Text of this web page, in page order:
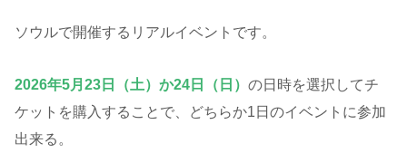
ソウルで開催するリアルイベントです。
2026年5月23日（土）か24日（日） の日時を選択してチ
ケットを購入することで、どちらか1日のイベントに参加
出来る。